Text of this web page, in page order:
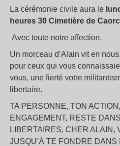
La cérémonie civile aura le
heures 30 Cimetière de
Avec toute notre affection.
Un morceau d’Alain vit en
pour ceux qui vous
vous, une fierté votre
libertaire.
TA PERSONNE, TON
ENGAGEMENT, RESTE
LIBERTAIRES, CHER ALAIN,
JUSQU’À TE FONDRE DANS